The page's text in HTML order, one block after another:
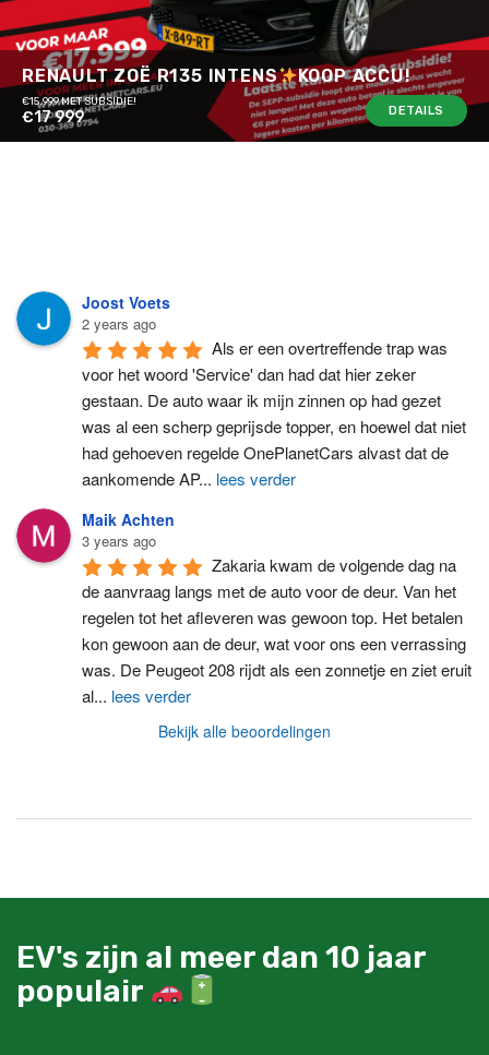
RENAULT ZOË R135 INTENS KOOP ACCU!
€15.999 MET SUBSIDIE!
€17 999 DETAILS
Joost Voets
2 years ago
Als er een overtreffende trap was
voor het woord 'Service' dan had dat hier zeker
gestaan. De auto waar ik mijn zinnen op had gezet
was al een scherp geprijsde topper, en hoewel dat niet
had gehoeven regelde OnePlanetCars alvast dat de
aankomende AP... lees verder
Maik Achten
3 years ago
Zakaria kwam de volgende dag na
de aanvraag langs met de auto voor de deur. Van het
regelen tot het afleveren was gewoon top. Het betalen
kon gewoon aan de deur, wat voor ons een verrassing
was. De Peugeot 208 rijdt als een zonnetje en ziet eruit
al... lees verder
Bekijk alle beoordelingen
EV's zijn al meer dan 10 jaar
populair